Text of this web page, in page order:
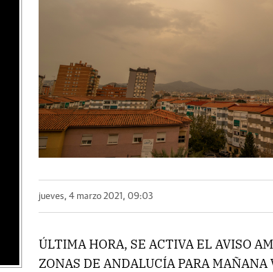
jueves, 4 marzo 2021, 09:03
ÚLTIMA HORA, SE ACTIVA EL AVISO
ZONAS DE ANDALUCÍA PARA